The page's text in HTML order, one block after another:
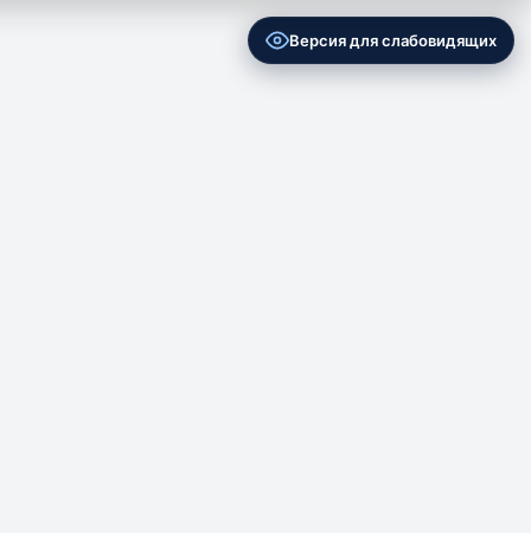
Версия для слабовидящих